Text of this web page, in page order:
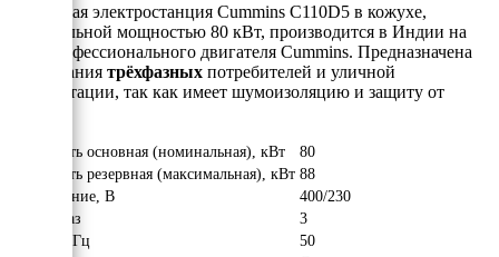
Дизельная электростанция Cummins C110D5 в кожухе,
номинальной мощностью 80 кВт, производится в Индии на
базе профессионального двигателя Cummins. Предназначена
для питания трёхфазных потребителей и уличной
эксплуатации, так как имеет шумоизоляцию и защиту от
Мощность основная (номинальная), кВт
80
Мощность резервная (максимальная), кВт 88
Напряжение, В
400/230
Число фаз
3
Частота, Гц
50